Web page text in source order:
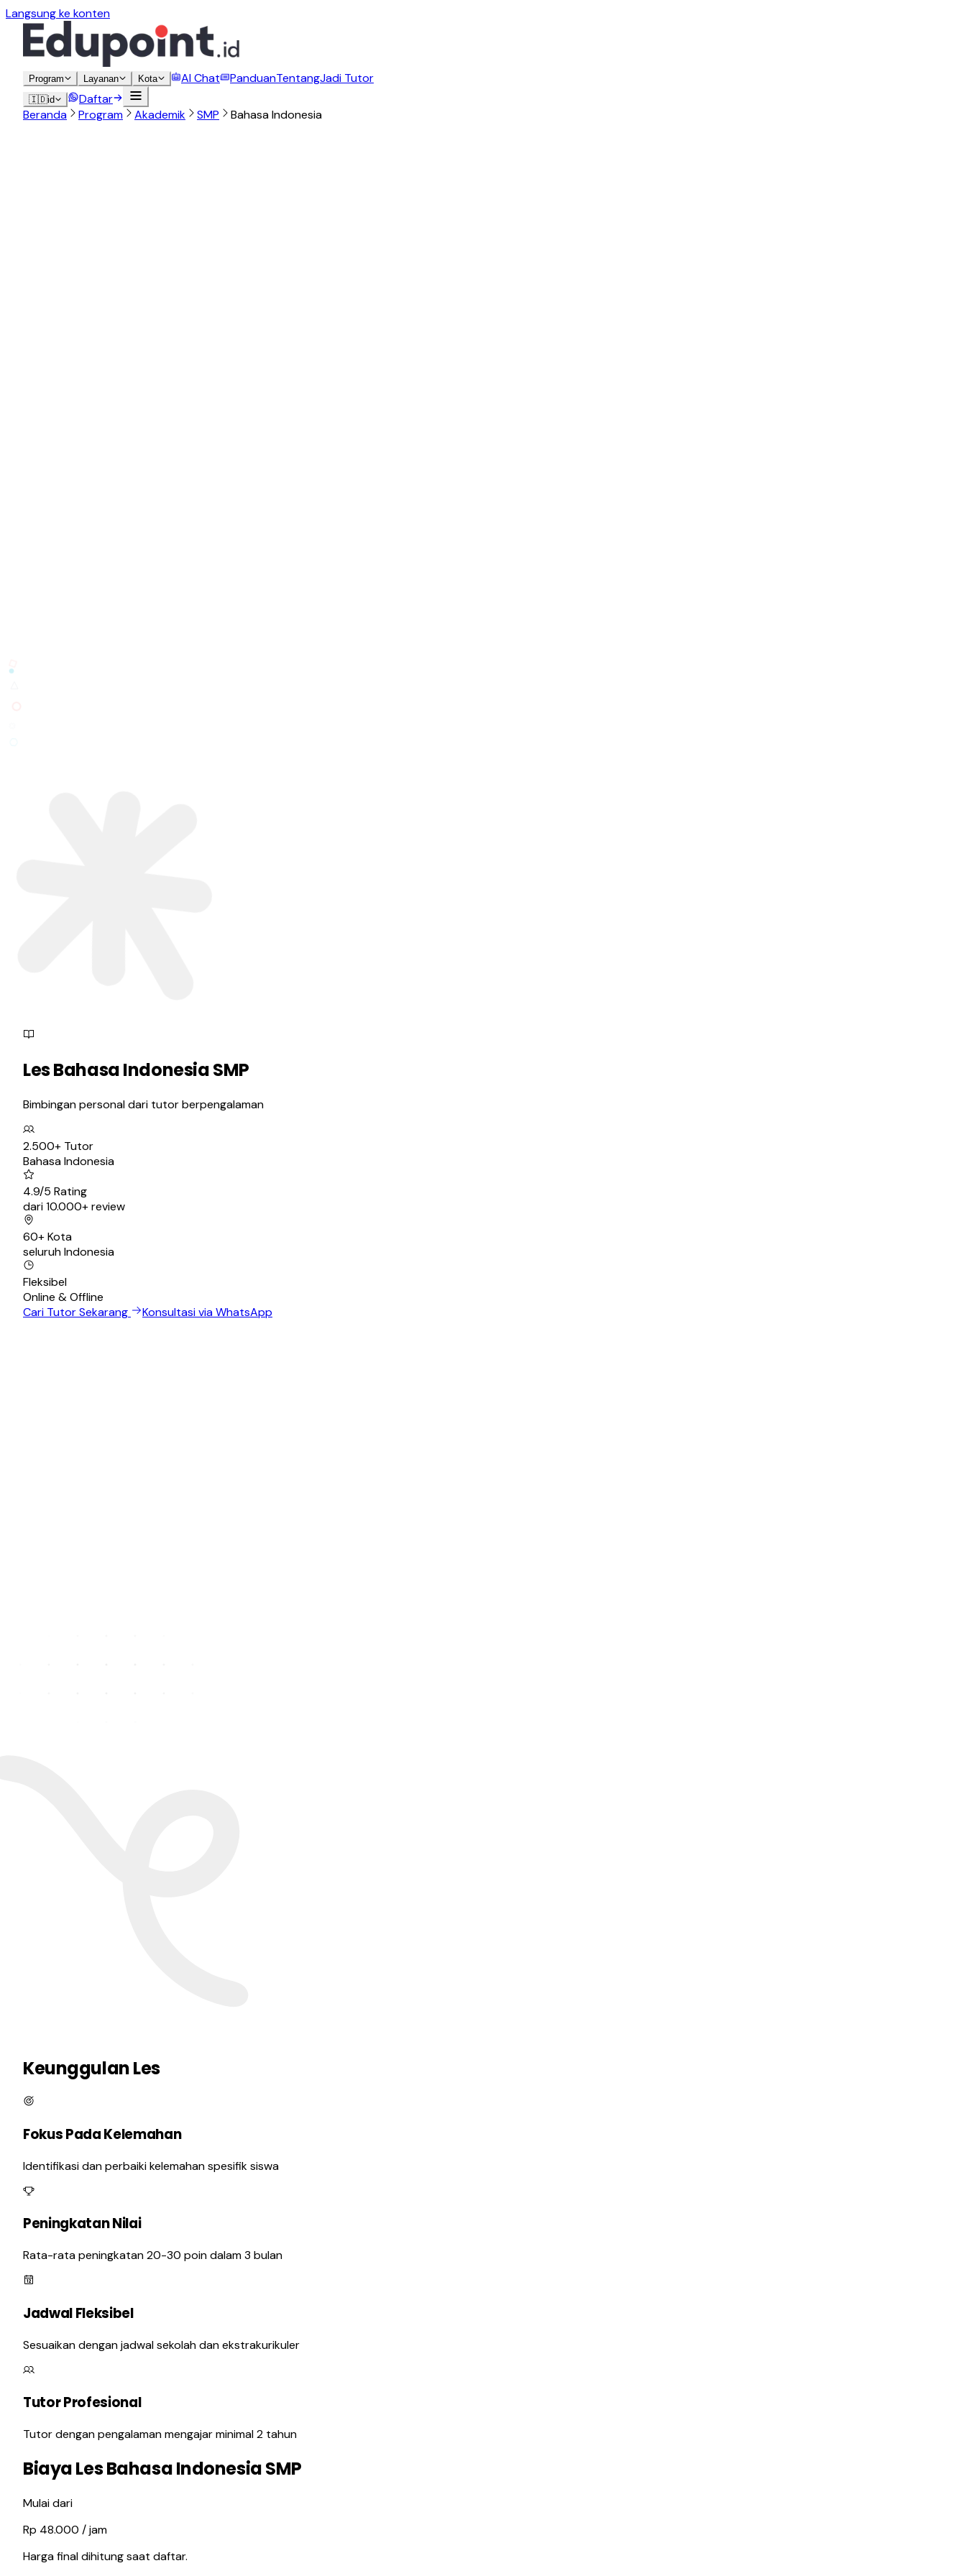
Langsung ke konten
Program Layanan Kota AI Chat PanduanTentangJadi Tutor
🇮🇩id
Daftar
Beranda
Program Akademik SMP Bahasa Indonesia
LesBahasa Indonesia SMP
Bimbingan personal dari tutor berpengalaman
2.500+ Tutor
Bahasa Indonesia
4.9/5 Rating
dari 10.000+ review
60+ Kota
seluruh Indonesia
Fleksibel
Online & Offline
Cari Tutor Sekarang
Konsultasi via WhatsApp
Keunggulan Les
Fokus Pada Kelemahan
Identifikasi dan perbaiki kelemahan spesifik siswa
Peningkatan Nilai
Rata-rata peningkatan 20-30 poin dalam 3 bulan
Jadwal Fleksibel
Sesuaikan dengan jadwal sekolah dan ekstrakurikuler
Tutor Profesional
Tutor dengan pengalaman mengajar minimal 2 tahun
Biaya Les Bahasa Indonesia SMP
Mulai dari
Rp 48.000 /jam
Harga final dihitung saat daftar.